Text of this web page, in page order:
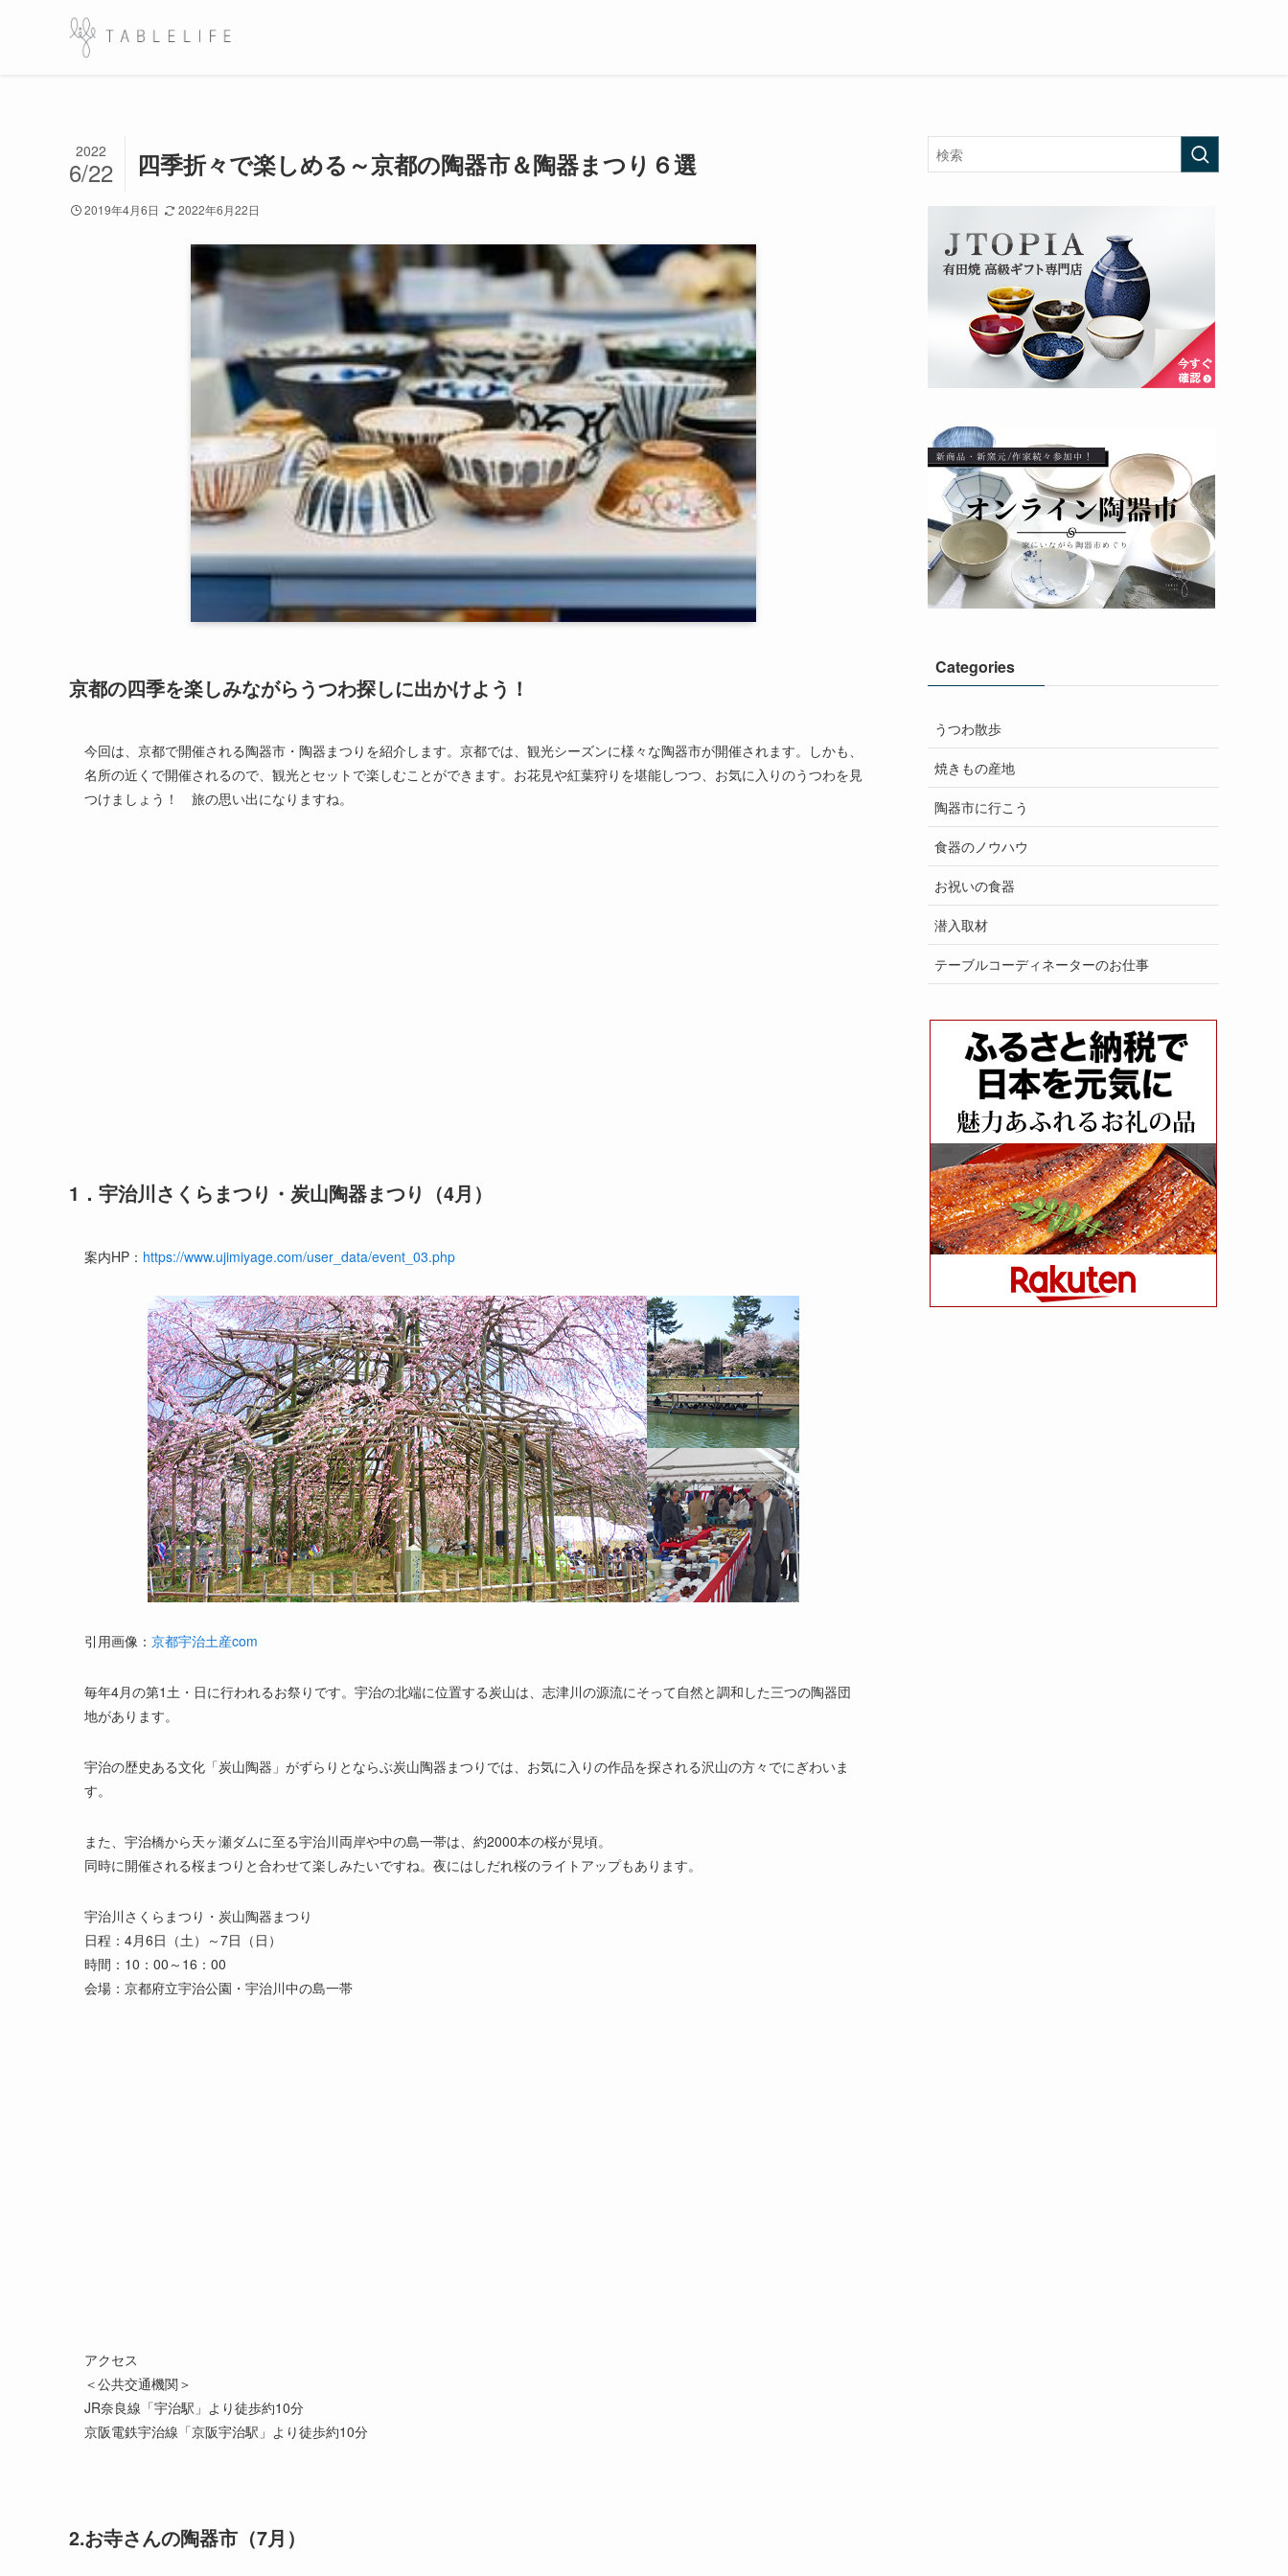
四季折々で楽しめる～京都の陶器市＆陶器まつり６選
2022
6/22
2019年4月6日 2022年6月22日
京都の四季を楽しみながらうつわ探しに出かけよう！
今回は、京都で開催される陶器市・陶器まつりを紹介します。京都では、観光シーズンに様々な陶器市が開催されます。しかも、
名所の近くで開催されるので、観光とセットで楽しむことができます。お花見や紅葉狩りを堪能しつつ、お気に入りのうつわを見
つけましょう！ 旅の思い出になりますね。
1．宇治川さくらまつり・炭山陶器まつり（4月）
案内HP： https://www.ujimiyage.com/user_data/event_03.php
引用画像： 京都宇治土産com
毎年4月の第1土・日に行われるお祭りです。宇治の北端に位置する炭山は、志津川の源流にそって自然と調和した三つの陶器団
地があります。
宇治の歴史ある文化「炭山陶器」がずらりとならぶ炭山陶器まつりでは、お気に入りの作品を探される沢山の方々でにぎわいま
す。
また、宇治橋から天ヶ瀬ダムに至る宇治川両岸や中の島一帯は、約2000本の桜が見頃。
同時に開催される桜まつりと合わせて楽しみたいですね。夜にはしだれ桜のライトアップもあります。
宇治川さくらまつり・炭山陶器まつり
日程：4月6日（土）～7日（日）
時間：10：00～16：00
会場：京都府立宇治公園・宇治川中の島一帯
アクセス
＜公共交通機関＞
JR奈良線「宇治駅」より徒歩約10分
京阪電鉄宇治線「京阪宇治駅」より徒歩約10分
2.お寺さんの陶器市（7月）
Categories
うつわ散歩
焼きもの産地
陶器市に行こう
食器のノウハウ
お祝いの食器
潜入取材
テーブルコーディネーターのお仕事